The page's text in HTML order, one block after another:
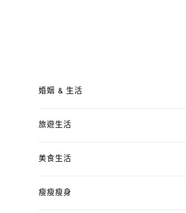
婚姻 & 生活
旅遊生活
美食生活
瘦瘦瘦身